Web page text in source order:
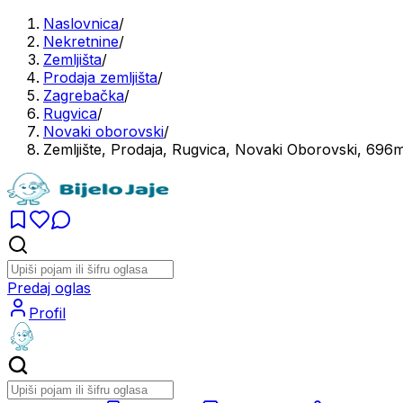
Naslovnica/
Nekretnine/
Zemljišta/
Prodaja zemljišta/
Zagrebačka/
Rugvica/
Novaki oborovski/
Zemljište, Prodaja, Rugvica, Novaki Oborovski,
Predaj oglas
Profil